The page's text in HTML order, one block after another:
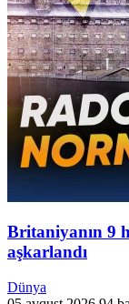
Britaniyanın 9
aşkarlandı
Dünya